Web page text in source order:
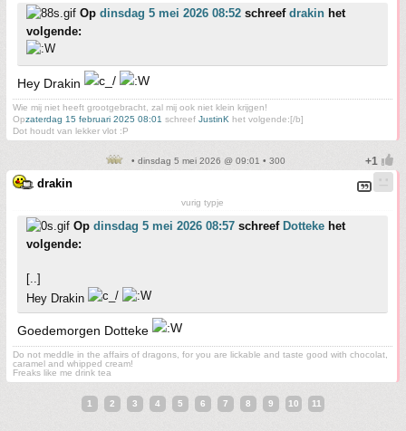
Op dinsdag 5 mei 2026 08:52 schreef drakin het
volgende:
Hey Drakin
Wie mij niet heeft grootgebracht, zal mij ook niet klein krijgen!
Opzaterdag 15 februari 2025 08:01 schreef JustinK het volgende:[/b]
Dot houdt van lekker vlot :P
• dinsdag 5 mei 2026 @ 09:01 • 300
drakin
vurig typje
Op dinsdag 5 mei 2026 08:57 schreef Dotteke het
volgende:
[..]
Hey Drakin
Goedemorgen Dotteke
Do not meddle in the affairs of dragons, for you are lickable and taste good with chocolat,
caramel and whipped cream!
Freaks like me drink tea
1 2 3 4 5 6 7 8 9 10 11